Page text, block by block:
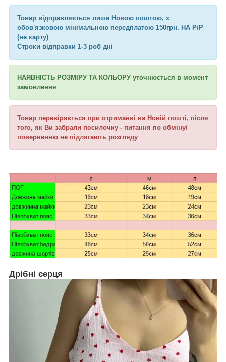
Товар відправляється лише Новою поштою, з
обов'язковою мінімальною передплатою 150грн. НА Р/Р
(не карту)
Строки відправки 1-3 роб дні
НАЯВНІСТЬ РОЗМІРУ ТА КОЛЬОРУ уточнюється в момент
замовлення
Товар перевіряється при отриманні на Новій пошті, після
того, як Ви забрали посилочку - питання по обміну/
поверненню не підлягають розгляду
Дрібні серця